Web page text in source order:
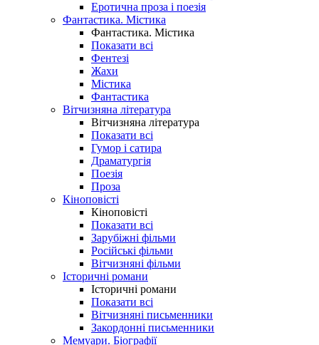
Еротична проза і поезія
Фантастика. Містика
Фантастика. Містика
Показати всі
Фентезі
Жахи
Містика
Фантастика
Вітчизняна література
Вітчизняна література
Показати всі
Гумор і сатира
Драматургія
Поезія
Проза
Кіноповісті
Кіноповісті
Показати всі
Зарубіжні фільми
Російські фільми
Вітчизняні фільми
Історичні романи
Історичні романи
Показати всі
Вітчизняні письменники
Закордонні письменники
Мемуари. Біографії